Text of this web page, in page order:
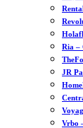
Ria –
JR
Vrbo